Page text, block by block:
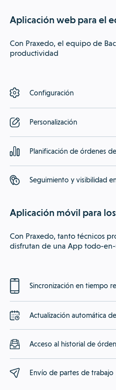
Aplicación web para el
Con Praxedo, el equipo de
productividad
Configuración
Personalización
Planificación de órdenes
Seguimiento y visibilidad
Aplicación móvil para
Con Praxedo, tanto técnicos
disfrutan de una App todo-
Sincronización en tiempo
Actualización automática
Acceso al historial de
Envío de partes de trabajo